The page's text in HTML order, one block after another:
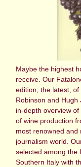
Maybe the highest
receive. Our
edition, the latest,
Robinson and
in-depth overview
of wine production
most renowned and
journalism world.
selected among the
Southern Italy with